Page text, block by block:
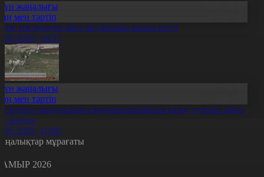
жаңалығы
мен тәртіп
тізгіндеген әйел бір баланы қағып кетті
18:31
жаңалығы
мен тәртіп
жануарларға жауапкершілікпен қарау туралы заңға
қойды
10:00
мұрағаты
2026